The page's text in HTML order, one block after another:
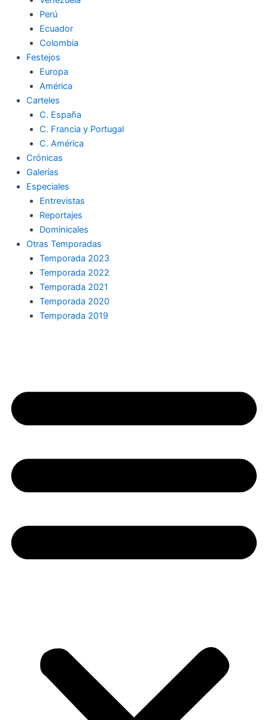
Perú
Ecuador
Colombia
Festejos
Europa
América
Carteles
C. España
C. Francia y Portugal
C. América
Crónicas
Galerías
Especiales
Entrevistas
Reportajes
Dominicales
Otras Temporadas
Temporada 2023
Temporada 2022
Temporada 2021
Temporada 2020
Temporada 2019